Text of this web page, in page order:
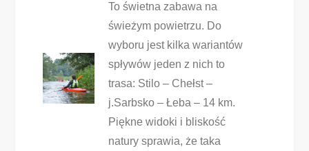
To świetna zabawa na
świeżym powietrzu. Do
wyboru jest kilka wariantów
spływów jeden z nich to
trasa: Stilo – Chełst –
j.Sarbsko – Łeba – 14 km.
Piękne widoki i bliskość
natury sprawia, że taka